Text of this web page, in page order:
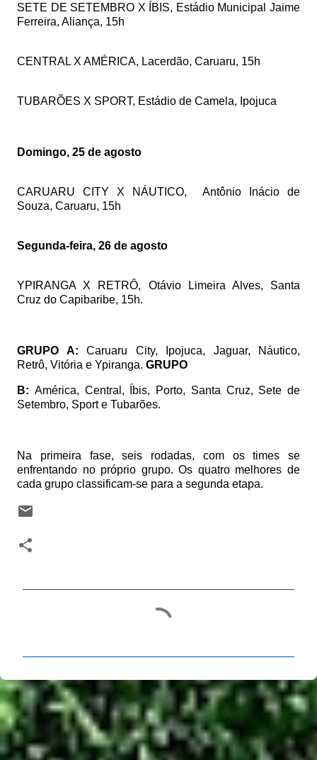
SETE DE SETEMBRO X ÍBIS, Estádio Municipal Jaime
Ferreira, Aliança, 15h
CENTRAL X AMÉRICA, Lacerdão, Caruaru, 15h
TUBARÕES X SPORT, Estádio de Camela, Ipojuca
Domingo, 25 de agosto
CARUARU CITY X NÁUTICO,
Antônio Inácio de
Souza, Caruaru, 15h
Segunda-feira, 26 de agosto
YPIRANGA X RETRÔ, Otávio Limeira Alves, Santa
Cruz do Capibaribe, 15h.
GRUPO A: Caruaru City, Ipojuca, Jaguar, Náutico,
Retrô, Vitória e Ypiranga. GRUPO
B: América, Central, Íbis, Porto, Santa Cruz, Sete de
Setembro, Sport e Tubarões.
Na primeira fase, seis rodadas, com os times se
enfrentando no próprio grupo. Os quatro melhores de
cada grupo classificam-se para a segunda etapa.
n
t
á
r